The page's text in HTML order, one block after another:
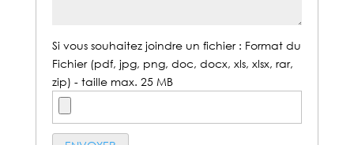
Si vous souhaitez joindre un fichier : Format du
Fichier (pdf, jpg, png, doc, docx, xls, xlsx, rar,
zip) - taille max. 25 MB